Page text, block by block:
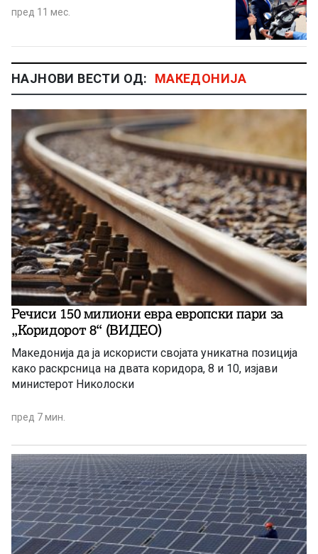
пред 11 мес.
НАЈНОВИ ВЕСТИ ОД: МАКЕДОНИЈА
Речиси 150 милиони евра европски пари за
„Коридорот 8“ (ВИДЕО)
Македонија да ја искористи својата уникатна позиција
како раскрсница на двата коридора, 8 и 10, изјави
министерот Николоски
пред 7 мин.